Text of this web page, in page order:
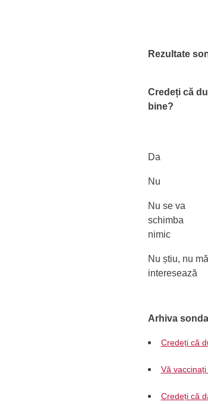
Rezultate
Credeți că
bine?
Da
Nu
Nu se va
schimba
nimic
Nu știu, nu mă
interesează
Arhiva
Credeți că
Vă
Credeți că